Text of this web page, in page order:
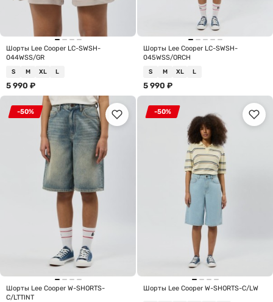
Шорты Lee Cooper LC-SWSH-
044WSS/GR
S M XL L
5 990 ₽
Шорты Lee Cooper LC-SWSH-
045WSS/ORCH
S M XL L
5 990 ₽
-50%
Шорты Lee Cooper W-SHORTS-
C/LTTINT
-50%
Шорты Lee Cooper W-SHORTS-C/LW